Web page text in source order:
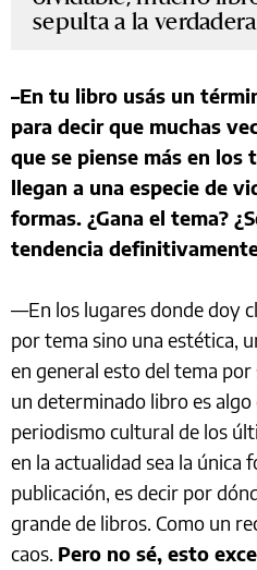
sepulta a la
–En tu libro usás un
para decir que muchas
que se piense más en los
llegan a una especie de
formas. ¿Gana el tema?
tendencia
—En los lugares donde doy
por tema sino una estética,
en general esto del tema
un determinado libro es algo
periodismo cultural de los
en la actualidad sea la única
publicación, es decir por
grande de libros. Como un
caos. Pero no sé, esto